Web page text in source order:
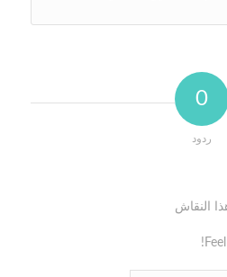
0
ردود
النقاش